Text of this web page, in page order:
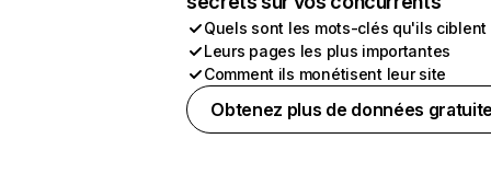
Quels sont les mots-clés qu'ils ciblent
Leurs pages les plus importantes
Comment ils monétisent leur site
Obtenez plus de données